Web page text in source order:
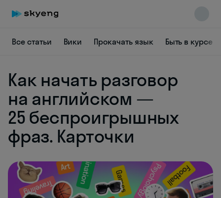
Все статьи Вики Прокачать язык Быть в курсе
Как начать разговор
на английском —
25 беспроигрышных
фраз. Карточки
online